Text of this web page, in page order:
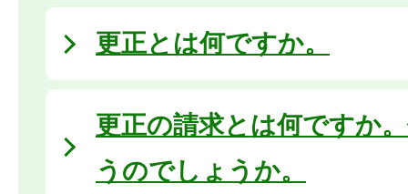
更正とは何ですか。
更正の請求とは何ですか
うのでしょうか。